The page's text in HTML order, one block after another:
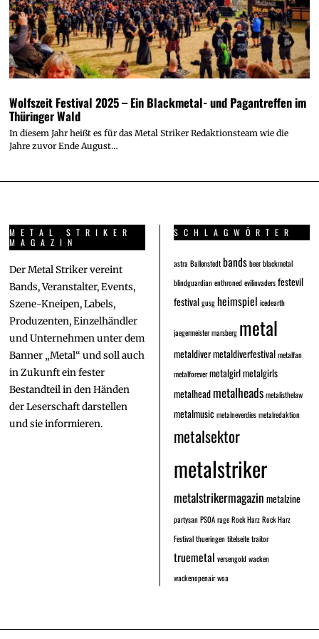
Wolfszeit Festival 2025 – Ein Blackmetal- und Pagantreffen im
Thüringer Wald
In diesem Jahr heißt es für das Metal Striker Redaktionsteam wie die
Jahre zuvor Ende August…
METAL STRIKER
MAGAZIN
Der Metal Striker vereint
Bands, Veranstalter, Events,
Szene-Kneipen, Labels,
Produzenten, Einzelhändler
und Unternehmen unter dem
Banner „Metal“ und soll auch
in Zukunft ein fester
Bestandteil in den Händen
der Leserschaft darstellen
und sie informieren.
SCHLAGWÖRTER
astra Ballenstedtbandsbeerblackmetal
blindguardianenthronedevilinvadersfestevil
festivalgusgheimspiel icedearth
jaegermeistermarsberg metal
metaldivermetaldiverfestivalmetalfan
metalforevermetalgirlmetalgirls
metalhead metalheadsmetalisthelaw
metalmusic metalneverdiesmetalredaktion
metalsektor
metalstriker
metalstrikermagazin metalzine
partysanPSOArageRock HarzRock Harz
Festivalthueringentitelseitetraitor
truemetal versengoldwacken
wackenopenairwoa